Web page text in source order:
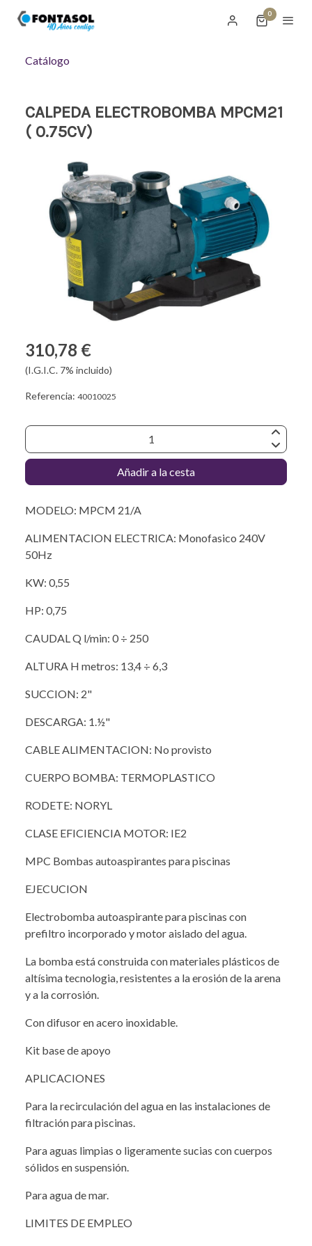
0
Catálogo
CALPEDA ELECTROBOMBA MPCM21
( 0.75CV)
310,78 €
(I.G.I.C. 7% incluido)
Referencia: 40010025
Añadir a la cesta
MODELO: MPCM 21/A
ALIMENTACION ELECTRICA: Monofasico 240V
50Hz
KW: 0,55
HP: 0,75
CAUDAL Q l/min: 0 ÷ 250
ALTURA H metros: 13,4 ÷ 6,3
SUCCION: 2"
DESCARGA: 1.½"
CABLE ALIMENTACION: No provisto
CUERPO BOMBA: TERMOPLASTICO
RODETE: NORYL
CLASE EFICIENCIA MOTOR: IE2
MPC Bombas autoaspirantes para piscinas
EJECUCION
Electrobomba autoaspirante para piscinas con
prefiltro incorporado y motor aislado del agua.
La bomba está construida con materiales plásticos de
altísima tecnologia, resistentes a la erosión de la arena
y a la corrosión.
Con difusor en acero inoxidable.
Kit base de apoyo
APLICACIONES
Para la recirculación del agua en las instalaciones de
filtración para piscinas.
Para aguas limpias o ligeramente sucias con cuerpos
sólidos en suspensión.
Para agua de mar.
LIMITES DE EMPLEO